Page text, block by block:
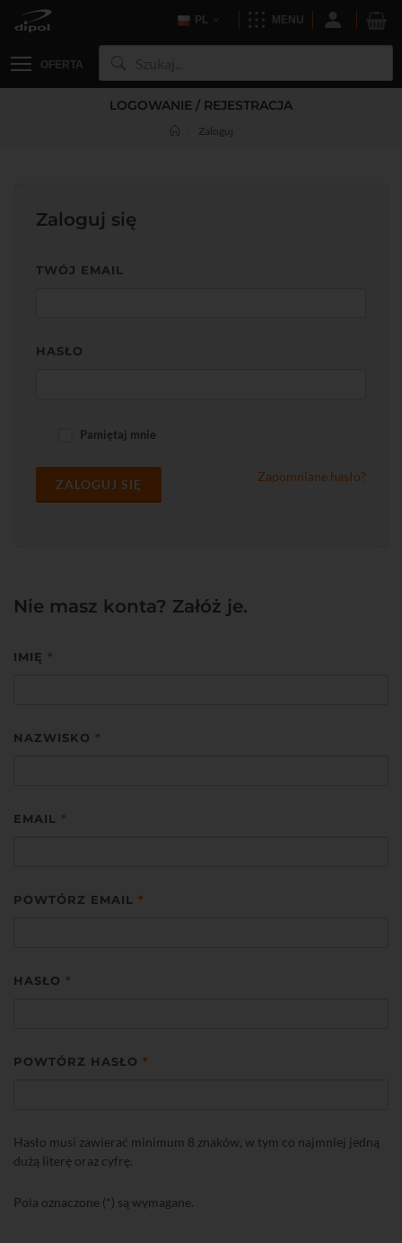
PL MENU
OFERTA
LOGOWANIE / REJESTRACJA
Zaloguj
Zaloguj się
TWÓJ EMAIL
HASŁO
Pamiętaj mnie
ZALOGUJ SIĘ
Zapomniane hasło?
Nie masz konta? Załóż je.
IMIĘ *
NAZWISKO *
EMAIL *
POWTÓRZ EMAIL *
HASŁO *
POWTÓRZ HASŁO *
Hasło musi zawierać minimum 8 znaków, w tym co najmniej jedną
dużą literę oraz cyfrę.
Pola oznaczone (*) są wymagane.